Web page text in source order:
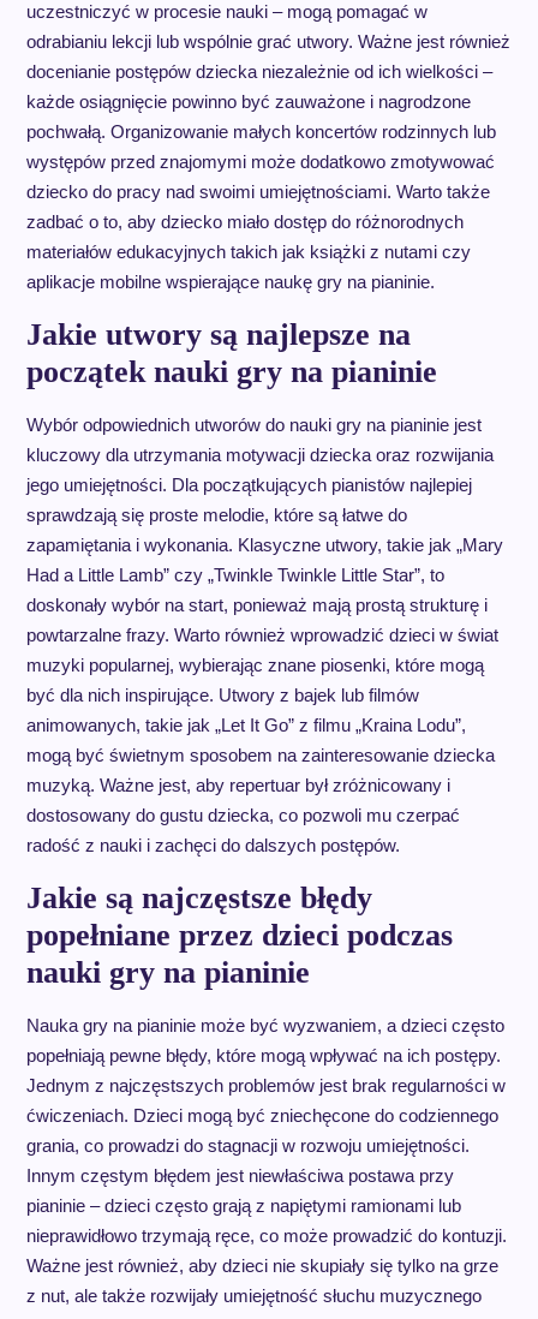
uczestniczyć w procesie nauki – mogą pomagać w
odrabianiu lekcji lub wspólnie grać utwory. Ważne jest również
docenianie postępów dziecka niezależnie od ich wielkości –
każde osiągnięcie powinno być zauważone i nagrodzone
pochwałą. Organizowanie małych koncertów rodzinnych lub
występów przed znajomymi może dodatkowo zmotywować
dziecko do pracy nad swoimi umiejętnościami. Warto także
zadbać o to, aby dziecko miało dostęp do różnorodnych
materiałów edukacyjnych takich jak książki z nutami czy
aplikacje mobilne wspierające naukę gry na pianinie.
Jakie utwory są najlepsze na
początek nauki gry na pianinie
Wybór odpowiednich utworów do nauki gry na pianinie jest
kluczowy dla utrzymania motywacji dziecka oraz rozwijania
jego umiejętności. Dla początkujących pianistów najlepiej
sprawdzają się proste melodie, które są łatwe do
zapamiętania i wykonania. Klasyczne utwory, takie jak „Mary
Had a Little Lamb” czy „Twinkle Twinkle Little Star”, to
doskonały wybór na start, ponieważ mają prostą strukturę i
powtarzalne frazy. Warto również wprowadzić dzieci w świat
muzyki popularnej, wybierając znane piosenki, które mogą
być dla nich inspirujące. Utwory z bajek lub filmów
animowanych, takie jak „Let It Go” z filmu „Kraina Lodu”,
mogą być świetnym sposobem na zainteresowanie dziecka
muzyką. Ważne jest, aby repertuar był zróżnicowany i
dostosowany do gustu dziecka, co pozwoli mu czerpać
radość z nauki i zachęci do dalszych postępów.
Jakie są najczęstsze błędy
popełniane przez dzieci podczas
nauki gry na pianinie
Nauka gry na pianinie może być wyzwaniem, a dzieci często
popełniają pewne błędy, które mogą wpływać na ich postępy.
Jednym z najczęstszych problemów jest brak regularności w
ćwiczeniach. Dzieci mogą być zniechęcone do codziennego
grania, co prowadzi do stagnacji w rozwoju umiejętności.
Innym częstym błędem jest niewłaściwa postawa przy
pianinie – dzieci często grają z napiętymi ramionami lub
nieprawidłowo trzymają ręce, co może prowadzić do kontuzji.
Ważne jest również, aby dzieci nie skupiały się tylko na grze
z nut, ale także rozwijały umiejętność słuchu muzycznego